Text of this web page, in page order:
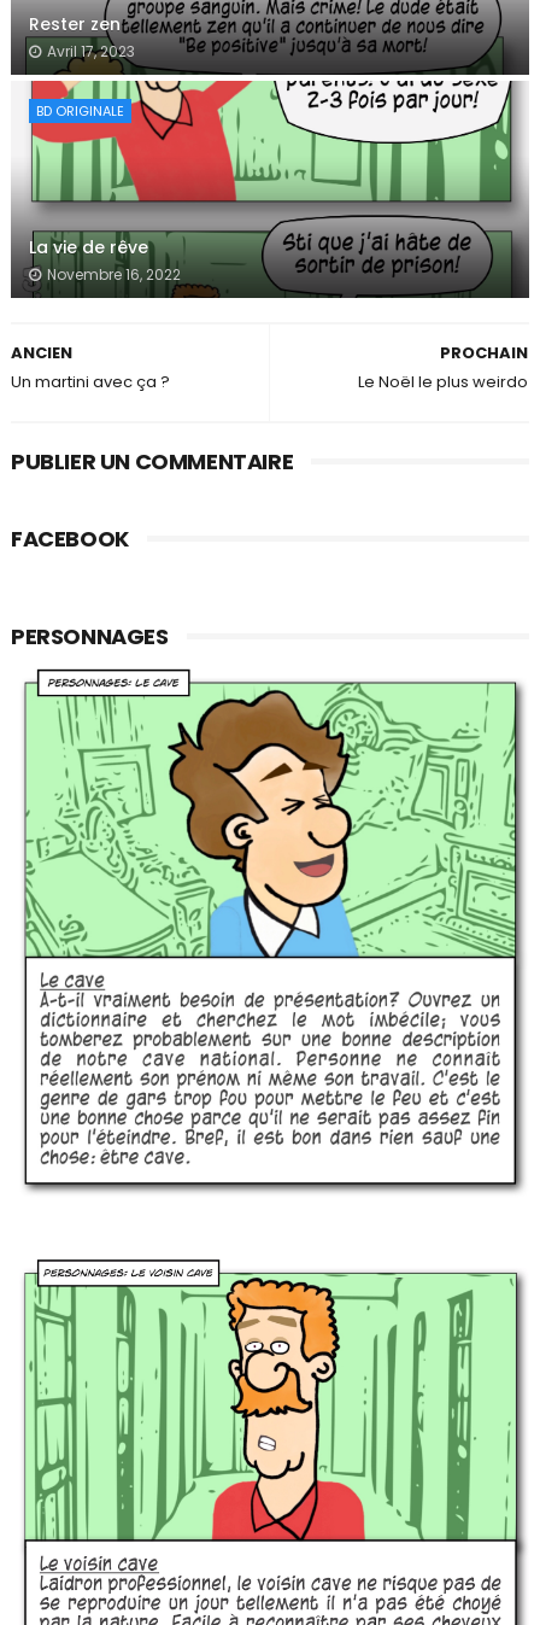
Rester zen
Avril 17, 2023
BD ORIGINALE
La vie de rêve
Novembre 16, 2022
PROCHAIN
Le Noël le plus weirdo
ANCIEN
Un martini avec ça ?
PUBLIER UN COMMENTAIRE
FACEBOOK
PERSONNAGES